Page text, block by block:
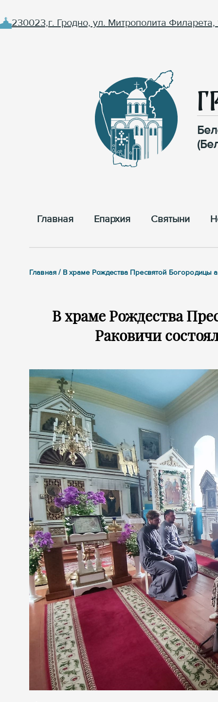
230023,г. Гродно, ул. Митрополита Филарета,
Главная Епархия Cвятыни
Главная / В храме Рождества Пресвятой Богородицы
В храме Рождества
Раковичи